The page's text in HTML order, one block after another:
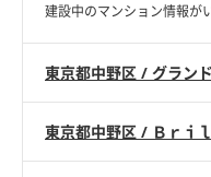
建設中のマンション情報が
東京都中野区 / グラン
東京都中野区 / Ｂｒｉ